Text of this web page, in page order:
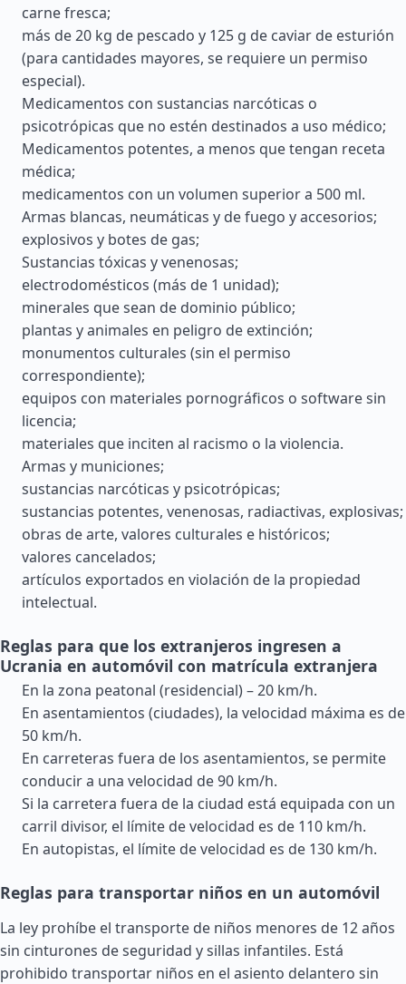
carne fresca;
más de 20 kg de pescado y 125 g de caviar de esturión
(para cantidades mayores, se requiere un permiso
especial).
Medicamentos con sustancias narcóticas o
psicotrópicas que no estén destinados a uso médico;
Medicamentos potentes, a menos que tengan receta
médica;
medicamentos con un volumen superior a 500 ml.
Armas blancas, neumáticas y de fuego y accesorios;
explosivos y botes de gas;
Sustancias tóxicas y venenosas;
electrodomésticos (más de 1 unidad);
minerales que sean de dominio público;
plantas y animales en peligro de extinción;
monumentos culturales (sin el permiso
correspondiente);
equipos con materiales pornográficos o software sin
licencia;
materiales que inciten al racismo o la violencia.
Armas y municiones;
sustancias narcóticas y psicotrópicas;
sustancias potentes, venenosas, radiactivas, explosivas;
obras de arte, valores culturales e históricos;
valores cancelados;
artículos exportados en violación de la propiedad
intelectual.
Reglas para que los extranjeros ingresen a
Ucrania en automóvil con matrícula extranjera
En la zona peatonal (residencial) – 20 km/h.
En asentamientos (ciudades), la velocidad máxima es de
50 km/h.
En carreteras fuera de los asentamientos, se permite
conducir a una velocidad de 90 km/h.
Si la carretera fuera de la ciudad está equipada con un
carril divisor, el límite de velocidad es de 110 km/h.
En autopistas, el límite de velocidad es de 130 km/h.
Reglas para transportar niños en un automóvil
La ley prohíbe el transporte de niños menores de 12 años
sin cinturones de seguridad y sillas infantiles. Está
prohibido transportar niños en el asiento delantero sin